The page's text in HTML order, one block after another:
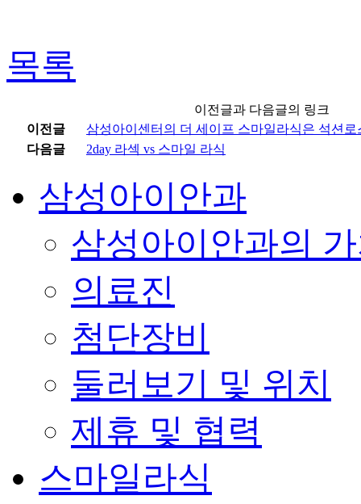
목록
이전글과 다음글의 링크
이전글
삼성아이센터의 더 세이프 스마일라식은 석션로
다음글
2day 라섹 vs 스마일 라식
삼성아이안과
삼성아이안과의
의료진
첨단장비
둘러보기 및 위치
제휴 및 협력
스마일라식